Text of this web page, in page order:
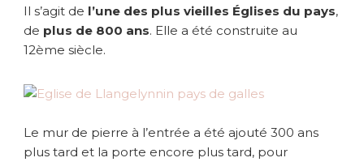
n
s
l
m
b
Il s’agit de l’une des plus vieilles Églises du pays,
de plus de 800 ans. Elle a été construite au
12ème siècle.
Le mur de pierre à l’entrée a été ajouté 300 ans
plus tard et la porte encore plus tard, pour